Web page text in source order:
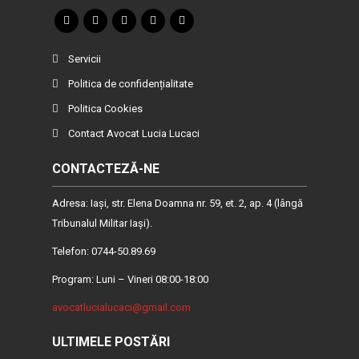
Servicii
Politica de confidențialitate
Politica Cookies
Contact Avocat Lucia Lucaci
CONTACTEZĂ-NE
Adresa: Iaşi, str. Elena Doamna nr. 59, et. 2, ap. 4 (lângă
Tribunalul Militar Iaşi).
Telefon: 0744-50.89.69
Program: Luni – Vineri 08:00-18:00
avocatlucialucaci@gmail.com
ULTIMELE POSTĂRI